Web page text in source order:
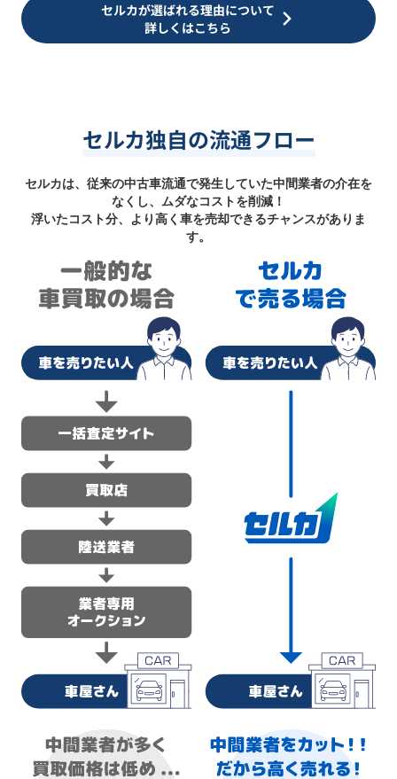
セルカが選ばれる理由について
詳しくはこちら
セルカ独自の流通フロー
セルカは、従来の中古車流通で発生していた中間業者の介在を
なくし、ムダなコストを削減！
浮いたコスト分、より高く車を売却できるチャンスがありま
す。